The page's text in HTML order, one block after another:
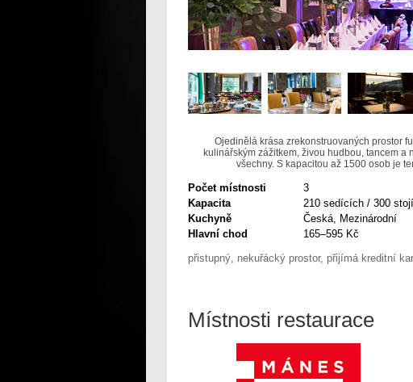
Ojedinělá krása zrekonstruovaných prostor
kulinářským zážitkem, živou hudbou, tancem
všechny. S kapacitou až 1500 osob je
Počet místnosti
3
Kapacita
210 sedících / 300
Kuchyně
Česká, Mezinárodní
Hlavní chod
165–595 Kč
přistupný, nekuřácký prostor, přijímá kreditní
Místnosti restaurace